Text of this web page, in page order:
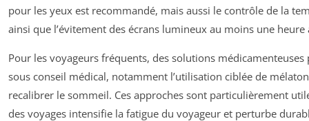
pour les yeux est recommandé, mais aussi le contrôle de la
ainsi que l’évitement des écrans lumineux au moins une heure
Pour les voyageurs fréquents, des solutions médicamenteuses
sous conseil médical, notamment l’utilisation ciblée de
recalibrer le sommeil. Ces approches sont particulièrement
des voyages intensifie la fatigue du voyageur et perturbe